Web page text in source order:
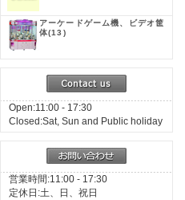
アーケードゲーム機、ビデオ筐
体(13)
Open:11:00 - 17:30
Closed:Sat, Sun and Public holiday
営業時間:11:00 - 17:30
定休日:土、日、祝日